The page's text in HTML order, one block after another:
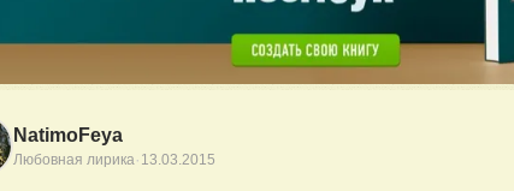
NatimoFeya
Любовная лирика· 13.03.2015